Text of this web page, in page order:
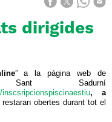
dirigides
” a la pàgina web de
Sadurní
inscsripcionspiscinaestiu, a
restaran obertes durant tot el